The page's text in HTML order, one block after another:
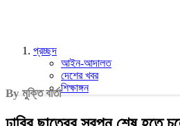
প্রচ্ছদ
আইন-আদালত
দেশের খবর
শিক্ষাঙ্গন
By মুক্তি বার্তা